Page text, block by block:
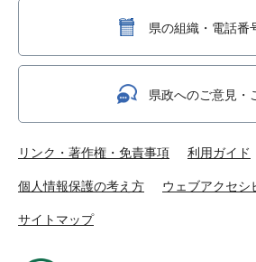
県の組織・電話番
県政へのご意見・
リンク・著作権・免責事項 利用ガイド
個人情報保護の考え方 ウェブアクセシ
サイトマップ